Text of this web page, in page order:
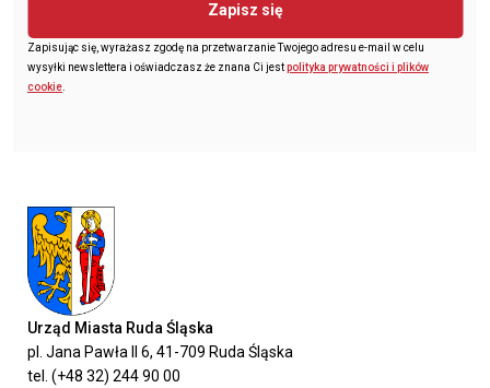
Zapisz się
Zapisując się, wyrażasz zgodę na przetwarzanie Twojego adresu e-mail w celu
wysyłki newslettera i oświadczasz że znana Ci jestpolityka prywatności i plików
cookie.
Urząd Miasta Ruda Śląska
pl. Jana Pawła II 6, 41-709 Ruda Śląska
tel. (+48 32) 244 90 00